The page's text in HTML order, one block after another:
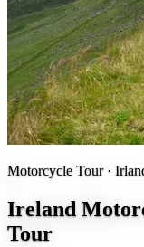
Motorcycle Tour ·
Ireland
Tour